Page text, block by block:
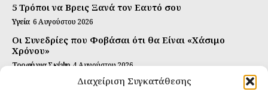
Διαχείριση Συγκατάθεσης
5 Τρόποι να Βρεις Ξανά τον Εαυτό σου
Υγεία 6 Αυγούστου 2026
Οι Συνεδρίες που Φοβάσαι ότι θα Είναι «Χάσιμο
Χρόνου»
Τροφή για Σκέψη 4 Αυγούστου 2026
Αυτή Είναι η Συνταγή για Τέλεια Κομπούτσα